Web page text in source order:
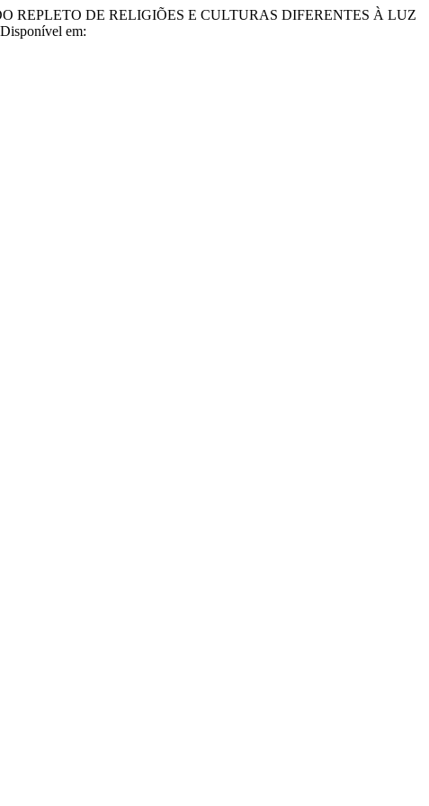
REPLETO DE RELIGIÕES E CULTURAS DIFERENTES À LUZ
em: